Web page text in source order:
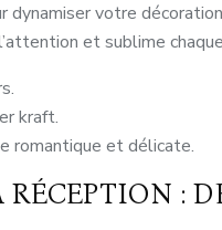
votre
et sublime
kraft.
romantique et délicate.
: